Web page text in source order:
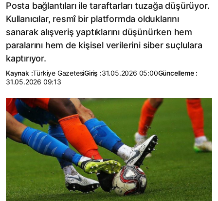
Posta bağlantıları ile taraftarları tuzağa düşürüyor.
Kullanıcılar, resmî bir platformda olduklarını
sanarak alışveriş yaptıklarını düşünürken hem
paralarını hem de kişisel verilerini siber suçlulara
kaptırıyor.
Kaynak :Türkiye GazetesiGiriş :31.05.2026 05:00Güncelleme :
31.05.2026 09:13